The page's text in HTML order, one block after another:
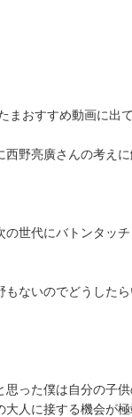
おすすめ動画に
野亮廣さんの考
世代にバトンタッ
ないのでどうしたら
った僕は自分の
人に接する機会が